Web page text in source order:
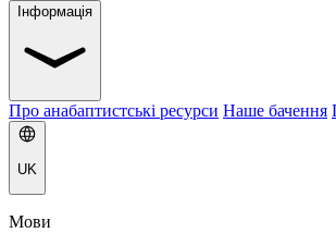
Інформація
Про анабаптистські ресурси Наше бачення
UK
Мови